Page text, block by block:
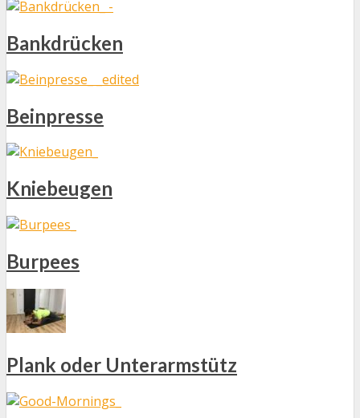
Bankdrücken
Beinpresse
Kniebeugen
Burpees
Plank oder Unterarmstütz